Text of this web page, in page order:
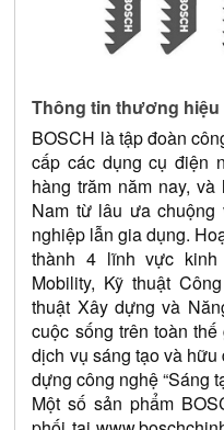
Thông tin thương
BOSCH là tập đoàn
cấp các dụng cụ điện
hàng trăm năm nay,
Nam từ lâu ưa chuộng
nghiệp lẫn gia dụng.
thành 4 lĩnh vực kinh
Mobility, Kỹ thuật
thuật Xây dựng và
cuộc sống trên toàn
dịch vụ sáng tạo và
dựng công nghệ “Sáng
Một số sản phẩm